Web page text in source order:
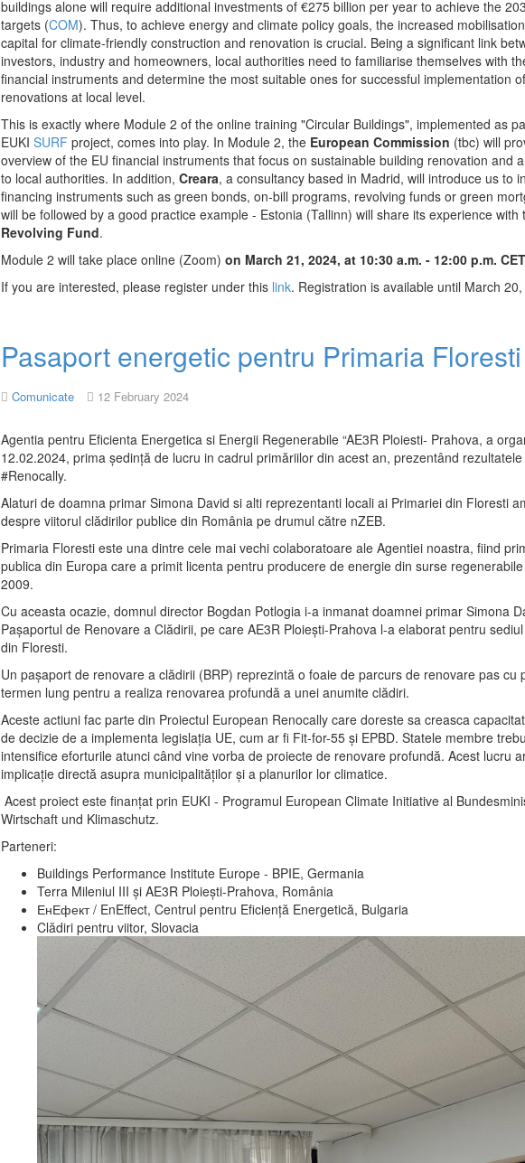
buildings alone will require additional investments of €275 billion per year to achieve the
targets (COM). Thus, to achieve energy and climate policy goals, the increased
capital for climate-friendly construction and renovation is crucial. Being a significant link
investors, industry and homeowners, local authorities need to familiarise themselves with
financial instruments and determine the most suitable ones for successful implementation
renovations at local level.
This is exactly where Module 2 of the online training "Circular Buildings", implemented as
EUKI SURF project, comes into play. In Module 2, the European Commission (tbc) will
overview of the EU financial instruments that focus on sustainable building renovation and
to local authorities. In addition, Creara, a consultancy based in Madrid, will introduce us to
financing instruments such as green bonds, on-bill programs, revolving funds or green
will be followed by a good practice example - Estonia (Tallinn) will share its experience with
Revolving Fund.
Module 2 will take place online (Zoom) on March 21, 2024, at 10:30 a.m. - 12:00 p.m. CET
If you are interested, please register under this link. Registration is available until March
Pasaport energetic pentru Primaria Floresti
Comunicate 12 February 2024
Agentia pentru Eficienta Energetica si Energii Regenerabile “AE3R Ploiesti- Prahova, a
12.02.2024, prima ședință de lucru in cadrul primăriilor din acest an, prezentând
#Renocally.
Alaturi de doamna primar Simona David si alti reprezentanti locali ai Primariei din Floresti
despre viitorul clădirilor publice din România pe drumul către nZEB.
Primaria Floresti este una dintre cele mai vechi colaboratoare ale Agentiei noastra, fiind
publica din Europa care a primit licenta pentru producere de energie din surse
2009.
Cu aceasta ocazie, domnul director Bogdan Potlogia i-a inmanat doamnei primar Simona
Pașaportul de Renovare a Clădirii, pe care AE3R Ploiești-Prahova l-a elaborat pentru
din Floresti.
Un pașaport de renovare a clădirii (BRP) reprezintă o foaie de parcurs de renovare pas cu
termen lung pentru a realiza renovarea profundă a unei anumite clădiri.
Aceste actiuni fac parte din Proiectul European Renocally care doreste sa creasca
de decizie de a implementa legislația UE, cum ar fi Fit-for-55 și EPBD. Statele membre
intensifice eforturile atunci când vine vorba de proiecte de renovare profundă. Acest lucru
implicație directă asupra municipalităților și a planurilor lor climatice.
Acest proiect este finanțat prin EUKI - Programul European Climate Initiative al
Wirtschaft und Klimaschutz.
Parteneri:
Buildings Performance Institute Europe - BPIE, Germania
Terra Mileniul III și AE3R Ploiești-Prahova, România
ЕнЕфект / EnEffect, Centrul pentru Eficiență Energetică, Bulgaria
Clădiri pentru viitor, Slovacia